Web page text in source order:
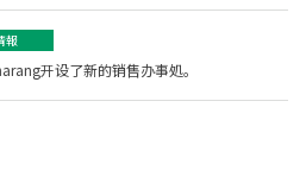
報
开设了新的销售办事処。